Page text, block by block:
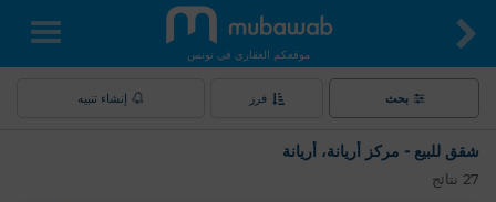
موقعكم العقاري في تونس
بحث فرز إنشاء تنبيه
شقق للبيع - مركز أريانة، أريانة
27 نتائج